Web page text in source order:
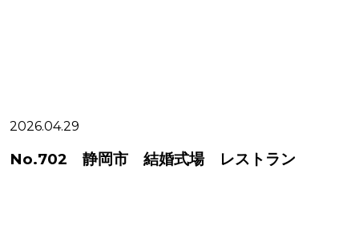
2026.04.29
No.702 静岡市 結婚式場 レストラン